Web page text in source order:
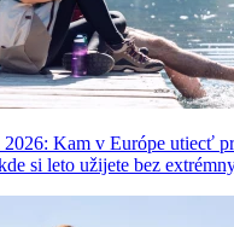
Kam v Európe utiecť
si leto užijete bez